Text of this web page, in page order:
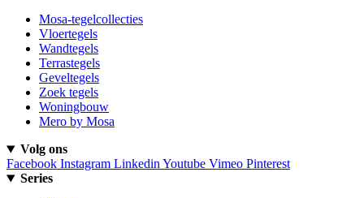
Mosa-tegelcollecties
Vloertegels
Wandtegels
Terrastegels
Geveltegels
Zoek tegels
Woningbouw
Mero by Mosa
Volg ons
Facebook Instagram Linkedin Youtube Vimeo Pinterest
Series